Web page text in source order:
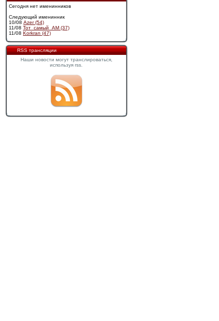
Сегодня нет именинников
Следующий именинник
10/08 Azer (54)
11/08 Тот_самый_АМ (37)
11/08 Korkran (47)
RSS трансляции
Наши новости могут транслироваться,
используя rss.